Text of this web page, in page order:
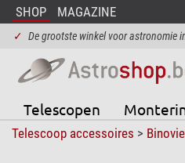
SHOP MAGAZINE
✓ De grootste winkel voor astronomie
Telescopen
Telescoop accessoires >